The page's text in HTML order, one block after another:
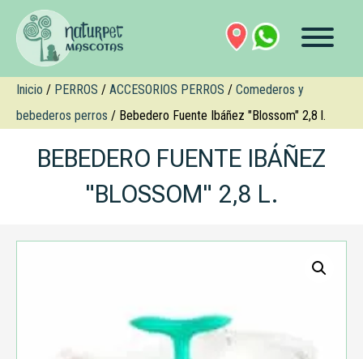
Inicio / PERROS / ACCESORIOS PERROS / Comederos y
bebederos perros / Bebedero Fuente Ibáñez "Blossom" 2,8 l.
BEBEDERO FUENTE IBÁÑEZ
"BLOSSOM" 2,8 L.